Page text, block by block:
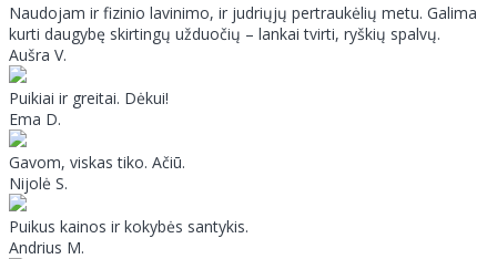
Naudojam ir fizinio lavinimo, ir judriųjų pertraukėlių metu. Galima
kurti daugybę skirtingų užduočių – lankai tvirti, ryškių spalvų.
Aušra V.
Puikiai ir greitai. Dėkui!
Ema D.
Gavom, viskas tiko. Ačiū.
Nijolė S.
Puikus kainos ir kokybės santykis.
Andrius M.